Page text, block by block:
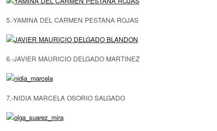
5.-YAMINA DEL CARMEN PESTANA ROJAS
6.-JAVIER MAURICIO DELGADO MARTINEZ
7,-NIDIA MARCELA OSORIO SALGADO